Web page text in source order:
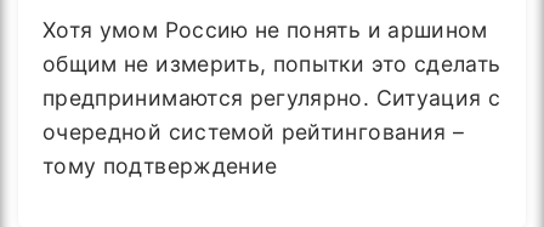
Хотя умом Россию не понять и аршином
общим не измерить, попытки это сделать
предпринимаются регулярно. Ситуация с
очередной системой рейтингования –
тому подтверждение